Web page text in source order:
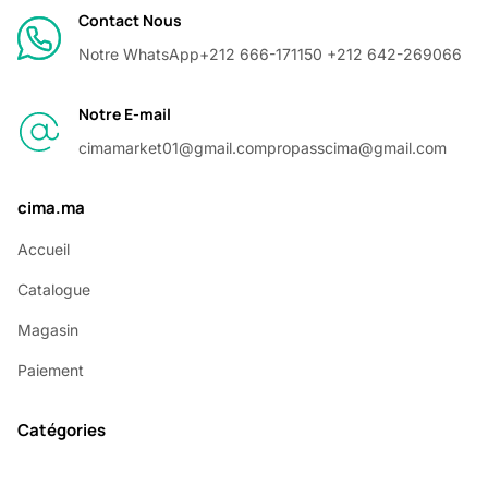
Contact Nous
Notre WhatsApp+212 666-171150 +212 642-269066
Notre E-mail
cimamarket01@gmail.compropasscima@gmail.com
cima.ma
Accueil
Catalogue
Magasin
Paiement
Catégories